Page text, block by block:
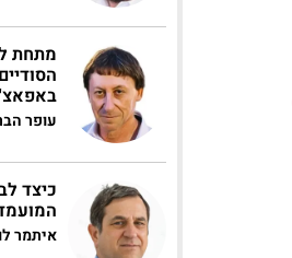
מתחת
עופר
כיצד
איתמר